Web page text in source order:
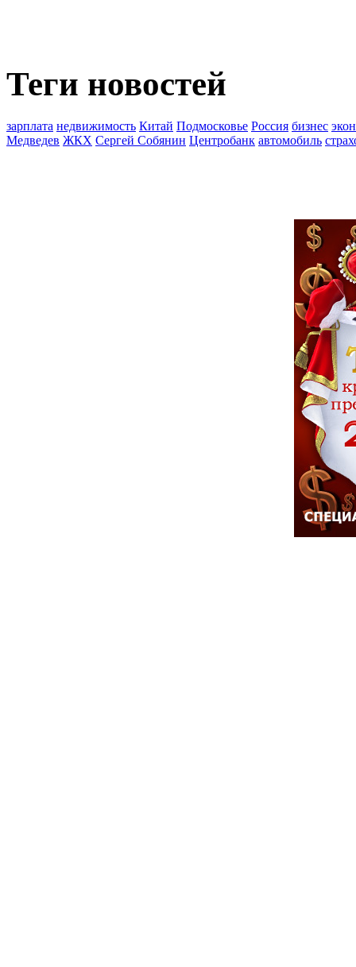
Теги новостей
зарплата недвижимость Китай Подмосковье Россия бизнес
Медведев ЖКХ Сергей Собянин Центробанк автомобиль